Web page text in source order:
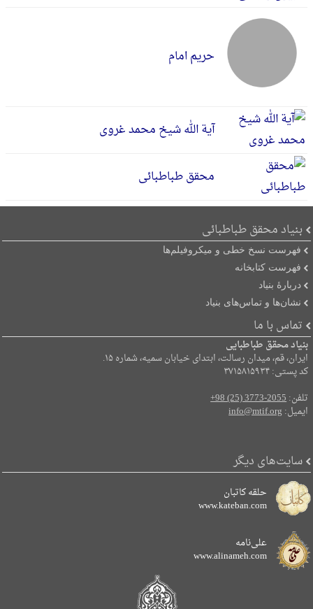
حریم امام
آیة الله شیخ محمد غروی
محقق طباطبائی
بنیاد محقق طباطبائی
فهرست نسخ خطی و میکروفیلم‌ها
فهرست کتابخانه
دربارۀ بنیاد
نشان‌ها و تماس‌های بنیاد
تماس با ما
بنیاد محقق طباطبایی
ایران، قم، میدان رسالت، ابتدای خیابان سمیه، شماره ۱۵.
کد پستی: ۳۷۱۵۸۱۵۹۳۴
تلفن:+98 (25) 3773-2055
ایمیل:info@mtif.org
سایت‌های دیگر
حلقه کاتبان
www.kateban.com
علی‌نامه
www.alinameh.com